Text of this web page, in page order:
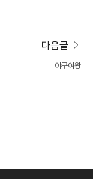
다음글
야구여왕